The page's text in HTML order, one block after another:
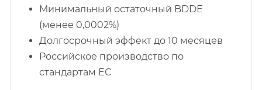
Минимальный остаточный BDDE
(менее 0,0002%)
Долгосрочный эффект до 10 месяцев
Российское производство по
стандартам ЕС